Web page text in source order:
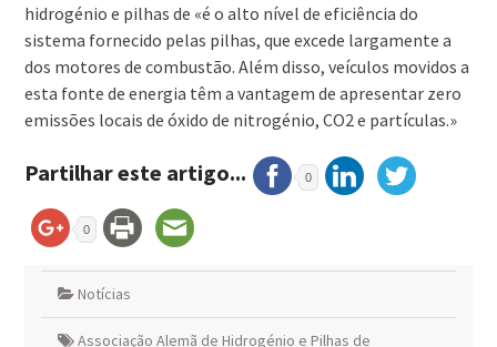
hidrogénio e pilhas de «é o alto nível de eficiência do
sistema fornecido pelas pilhas, que excede largamente a
dos motores de combustão. Além disso, veículos movidos a
esta fonte de energia têm a vantagem de apresentar zero
emissões locais de óxido de nitrogénio, CO2 e partículas.»
Partilhar este artigo... 0
0
Notícias
Associação Alemã de Hidrogénio e Pilhas de